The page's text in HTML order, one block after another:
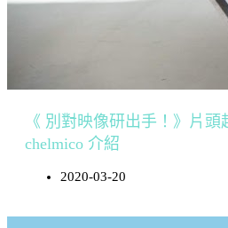
《 別對映像研出手！》片頭
chelmico 介紹
2020-03-20